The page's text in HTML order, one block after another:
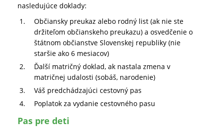
nasledujúce doklady:
Občiansky preukaz alebo rodný list (ak nie ste
držiteľom občianskeho preukazu) a osvedčenie o
štátnom občianstve Slovenskej republiky (nie
staršie ako 6 mesiacov)
Ďalší matričný doklad, ak nastala zmena v
matričnej udalosti (sobáš, narodenie)
Váš predchádzajúci cestovný pas
Poplatok za vydanie cestovného pasu
Pas pre deti